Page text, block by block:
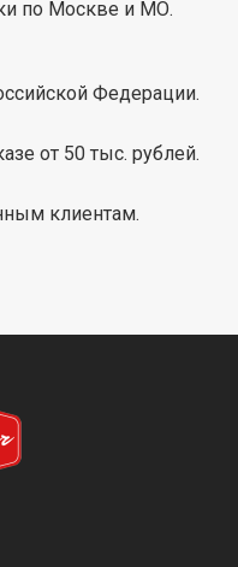
по Москве и МО.
Федерации.
от 50 тыс. рублей.
клиентам.